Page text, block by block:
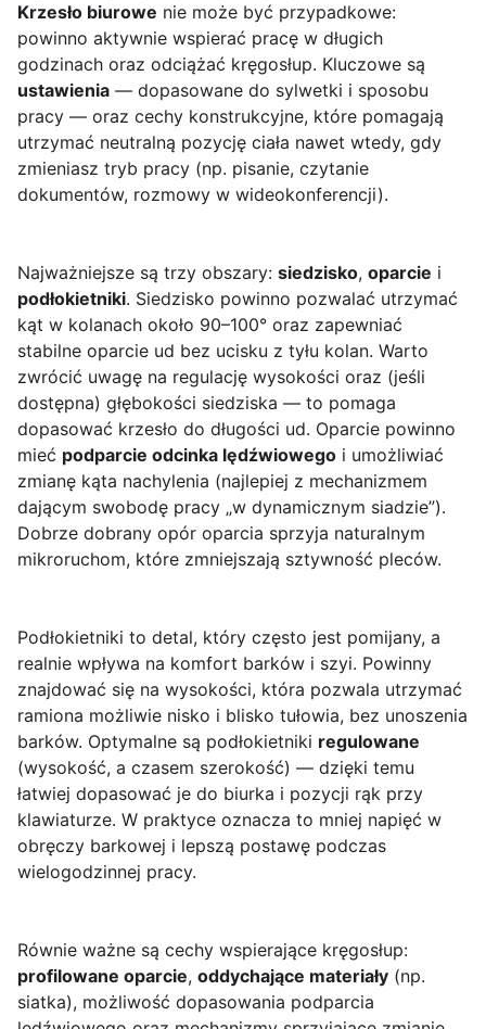
Krzesło biurowe nie może być przypadkowe:
powinno aktywnie wspierać pracę w długich
godzinach oraz odciążać kręgosłup. Kluczowe są
ustawienia — dopasowane do sylwetki i sposobu
pracy — oraz cechy konstrukcyjne, które pomagają
utrzymać neutralną pozycję ciała nawet wtedy, gdy
zmieniasz tryb pracy (np. pisanie, czytanie
dokumentów, rozmowy w wideokonferencji).
Najważniejsze są trzy obszary: siedzisko, oparcie i
podłokietniki. Siedzisko powinno pozwalać utrzymać
kąt w kolanach około 90–100° oraz zapewniać
stabilne oparcie ud bez ucisku z tyłu kolan. Warto
zwrócić uwagę na regulację wysokości oraz (jeśli
dostępna) głębokości siedziska — to pomaga
dopasować krzesło do długości ud. Oparcie powinno
mieć podparcie odcinka lędźwiowego i umożliwiać
zmianę kąta nachylenia (najlepiej z mechanizmem
dającym swobodę pracy „w dynamicznym siadzie”).
Dobrze dobrany opór oparcia sprzyja naturalnym
mikroruchom, które zmniejszają sztywność pleców.
Podłokietniki to detal, który często jest pomijany, a
realnie wpływa na komfort barków i szyi. Powinny
znajdować się na wysokości, która pozwala utrzymać
ramiona możliwie nisko i blisko tułowia, bez unoszenia
barków. Optymalne są podłokietniki regulowane
(wysokość, a czasem szerokość) — dzięki temu
łatwiej dopasować je do biurka i pozycji rąk przy
klawiaturze. W praktyce oznacza to mniej napięć w
obręczy barkowej i lepszą postawę podczas
wielogodzinnej pracy.
Równie ważne są cechy wspierające kręgosłup:
profilowane oparcie, oddychające materiały (np.
siatka), możliwość dopasowania podparcia